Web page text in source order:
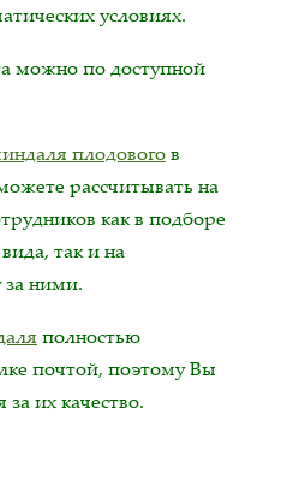
условиях.
можно по доступной
плодовогов
рассчитывать на
как в подборе
так и на
за ними.
полностью
почтой, поэтому Вы
их качество.